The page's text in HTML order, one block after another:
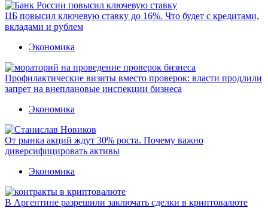
ЦБ повысил ключевую ставку до 16%. Что будет с кредитами,
вкладами и рублем
Экономика
Профилактические визиты вместо проверок: власти продлили
запрет на внеплановые инспекции бизнеса
Экономика
От рынка акций ждут 30% роста. Почему важно
диверсифицировать активы
Экономика
В Аргентине разрешили заключать сделки в криптовалюте